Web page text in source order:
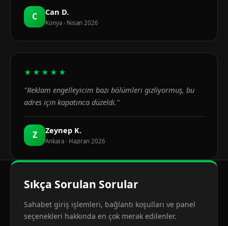
C Can D.
Konya · Nisan 2026
★★★★★
"Reklam engelleyicim bazı bölümleri gizliyormuş, bu
adres için kapatınca düzeldi."
Z Zeynep K.
Ankara · Haziran 2026
Sıkça Sorulan Sorular
Sahabet giriş işlemleri, bağlantı koşulları ve panel
seçenekleri hakkında en çok merak edilenler.